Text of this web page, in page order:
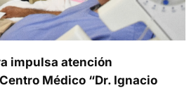
impulsa atención
Médico “Dr. Ignacio